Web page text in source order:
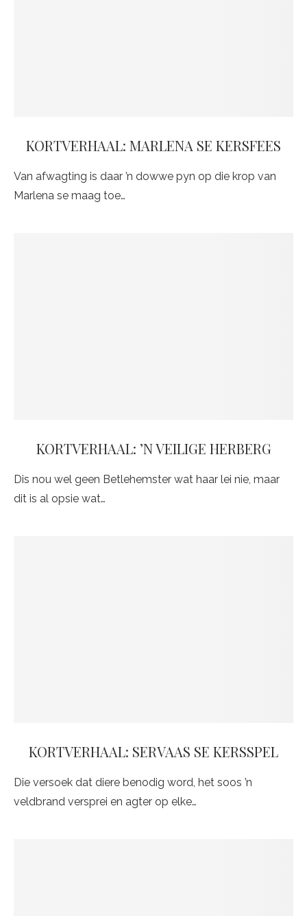
KORTVERHAAL: MARLENA SE KERSFEES
Van afwagting is daar ’n dowwe pyn op die krop van
Marlena se maag toe…
KORTVERHAAL: ’N VEILIGE HERBERG
Dis nou wel geen Betlehemster wat haar lei nie, maar
dit is al opsie wat…
KORTVERHAAL: SERVAAS SE KERSSPEL
Die versoek dat diere benodig word, het soos ’n
veldbrand versprei en agter op elke…